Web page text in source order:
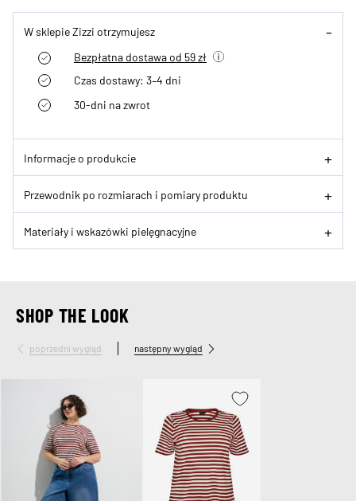
W sklepie Zizzi otrzymujesz
Bezpłatna dostawa od 59 zł
Czas dostawy: 3–4 dni
30-dni na zwrot
Informacje o produkcie
Przewodnik po rozmiarach i pomiary produktu
Materiały i wskazówki pielęgnacyjne
SHOP THE LOOK
poprzedni wygląd następny wygląd